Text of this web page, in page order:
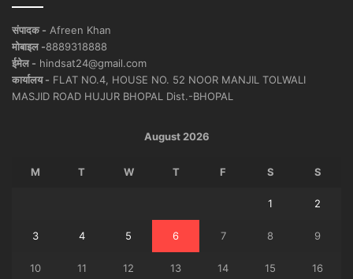
संपादक - Afreen Khan
मोबाइल -8889318888
ईमेल - hindsat24@gmail.com
कार्यालय - FLAT NO.4, HOUSE NO. 52 NOOR MANJIL TOLWALI
MASJID ROAD HUJUR BHOPAL Dist.-BHOPAL
August 2026
M T W T F S S
1 2
3 4 5 6 7 8 9
10 11 12 13 14 15 16